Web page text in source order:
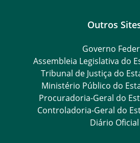
Outros
Governo
Assembleia Legislativa do
Tribunal de Justiça do
Ministério Público do
Procuradoria-Geral do
Controladoria-Geral do
Diário Oficial